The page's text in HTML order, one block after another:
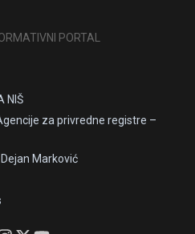
PORTAL
NIŠ
za privredne registre –
Marković